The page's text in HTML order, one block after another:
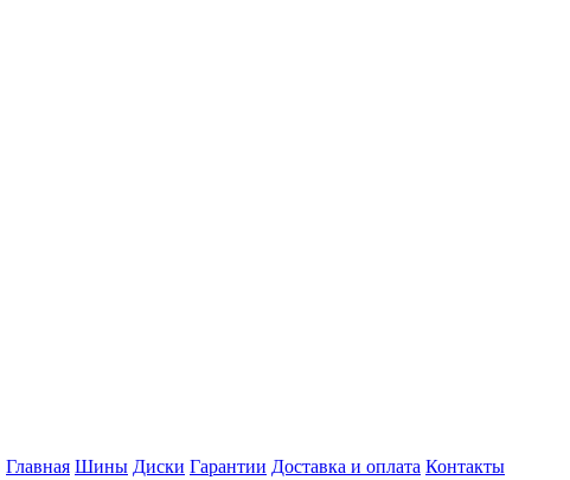
Главная Шины Диски Гарантии Доставка и оплата Контакты